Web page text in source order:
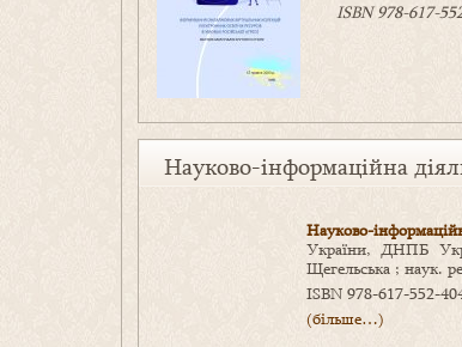
ISBN 978-617-
Науково-інформаційна
Науково-
України, ДНПБ
Щегельська ; наук.
ISBN 978-617-552-
(більше…)